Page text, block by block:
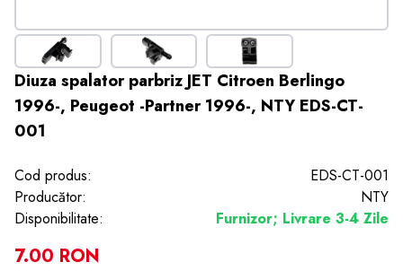
Diuza spalator parbriz JET Citroen Berlingo
1996-, Peugeot -Partner 1996-, NTY EDS-CT-
001
Cod produs:
EDS-CT-001
Producător:
NTY
Disponibilitate:
Furnizor; Livrare 3-4 Zile
7.00 RON